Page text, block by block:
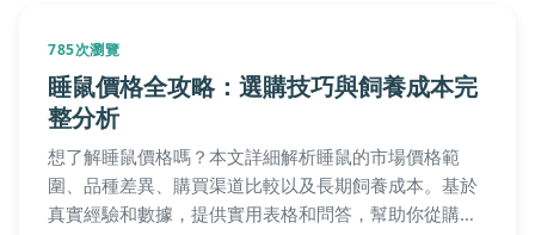
1101次瀏覽
道奇兔壽命全攻略：平均壽命、影響因素
與延長秘訣
你知道道奇兔的平均壽命是多久嗎？本文深入探討道奇
兔壽命的各個方面，包括遺傳、飲食、環境和醫療照顧
等關鍵因素，並提供實用技巧幫助延長愛兔的壽命。從